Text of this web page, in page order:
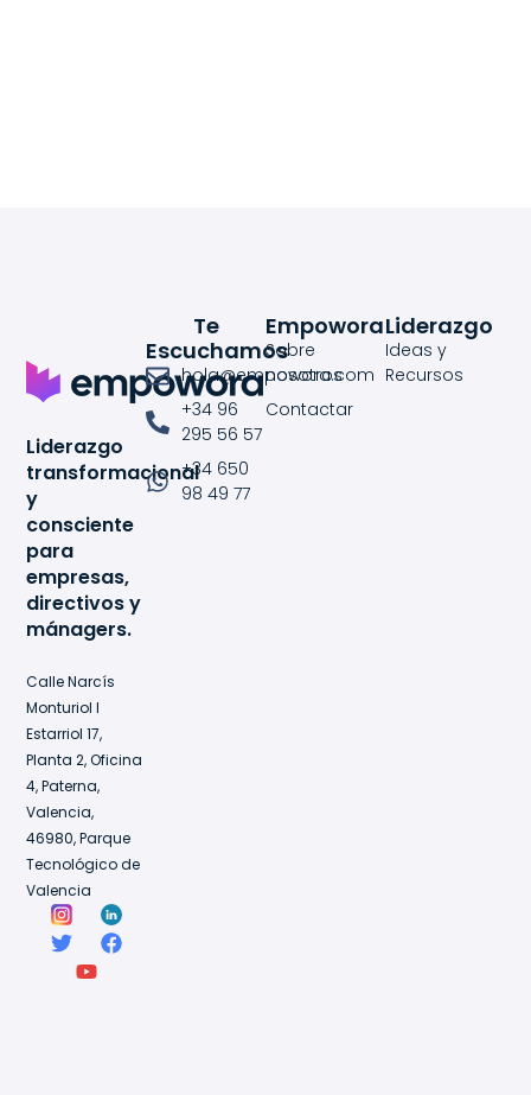
Liderazgo
transformacional
y
consciente
para
empresas,
directivos y
mánagers.
Calle Narcís
Monturiol I
Estarriol 17,
Planta 2, Oficina
4, Paterna,
Valencia,
46980, Parque
Tecnológico de
Valencia
Liderazgo
Ideas y
Recursos
Empowora
Sobre
nosotros
Contactar
Te
Escuchamos
hola@empowora.com
+34 96
295 56 57
+34 650
98 49 77